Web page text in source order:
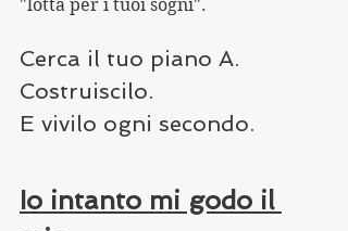
"lotta per i tuoi sogni".
Cerca il tuo piano A.
Costruiscilo.
E vivilo ogni secondo.
Io intanto mi godo il